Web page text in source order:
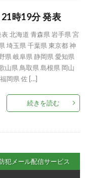
時19分 発表
北海道 青森県 岩手県 宮
埼玉県 千葉県 東京都 神
県 岐阜県 静岡県 愛知県
山県 鳥取県 島根県 岡山
岡県 佐 […]
続きを読む
犯メール配信サービス